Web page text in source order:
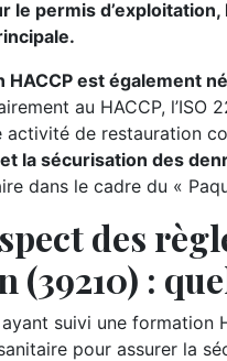
le permis
HACCP est également
au HACCP,
de restauration
la sécurisation des
dans le cadre du «
des
(39210) :
suivi une formation
pour assurer la